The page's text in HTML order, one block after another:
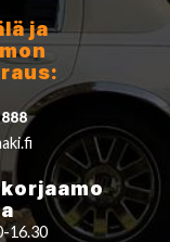
ja
16.30